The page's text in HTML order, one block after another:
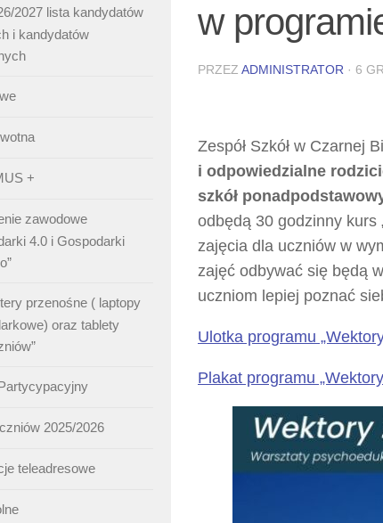
w
PRZEZ ADMINISTRATOR · 6
Zespół Szkół w Czarnej
i odpowiedzialne
szkół
odbędą 30 godzinny kurs
zajęcia dla uczniów w
zajęć odbywać się będą
uczniom lepiej poznać
Ulotka programu
Plakat programu
2027 lista kandydatów
i kandydatów
+
zawodowe
4.0 i Gospodarki
przenośne ( laptopy
oraz tablety
2025/2026
teleadresowe